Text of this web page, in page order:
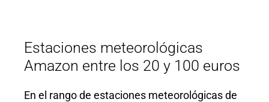
Estaciones meteorológicas
Amazon entre los 20 y 100 euros
En el rango de estaciones meteorológicas de